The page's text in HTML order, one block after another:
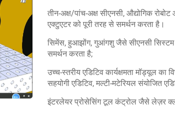
तीन-अक्ष/पांच-अक्ष सीएनसी, औद्योगिक
एक्टुएटर को पूरी तरह से समर्थन करता है।
सिमेंस, हुआझोंग, गुआंगशु जैसे सीएनसी सिस्टम
समर्थन करता है;
उच्च-स्तरीय एडिटिव कार्यक्षमता मॉड्यूल का
सहयोगी एडिटिव, मल्टी-मटेरियल संयोजित
इंटरलेयर प्रोसेसिंग टूल कंट्रोल जैसे लेज़र